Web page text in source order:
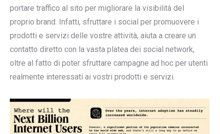
portare traffico al sito per migliorare la visibilità del
proprio brand. Infatti, sfruttare i social per promuovere i
prodotti e servizi delle vostre attività, aiuta a creare un
contatto diretto con la vasta platea dei social network,
oltre al fatto di poter sfruttare campagne ad hoc per utenti
realmente interessati ai vostri prodotti e servizi.